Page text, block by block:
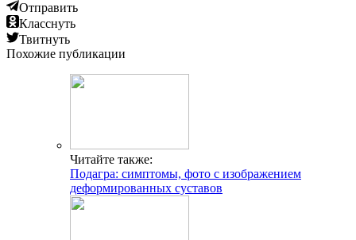
Отправить
Класснуть
Твитнуть
Похожие публикации
Читайте также:
Подагра: симптомы, фото с изображением
деформированных суставов